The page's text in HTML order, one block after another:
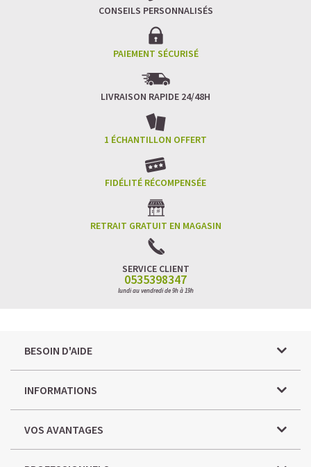
CONSEILS PERSONNALISÉS
PAIEMENT SÉCURISÉ
LIVRAISON RAPIDE 24/48H
1 ÉCHANTILLON OFFERT
FIDÉLITÉ RÉCOMPENSÉE
RETRAIT GRATUIT EN MAGASIN
SERVICE CLIENT
0535398347
lundi au vendredi de 9h à 19h
BESOIN D'AIDE
INFORMATIONS
VOS AVANTAGES